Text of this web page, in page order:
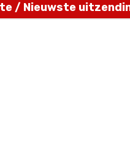
/ Nieuwste